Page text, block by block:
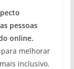
pessoas
online.
melhorar
inclusivo.